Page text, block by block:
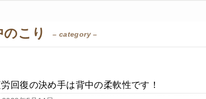
のこり – category –
回復の決め手は背中の柔軟性です！